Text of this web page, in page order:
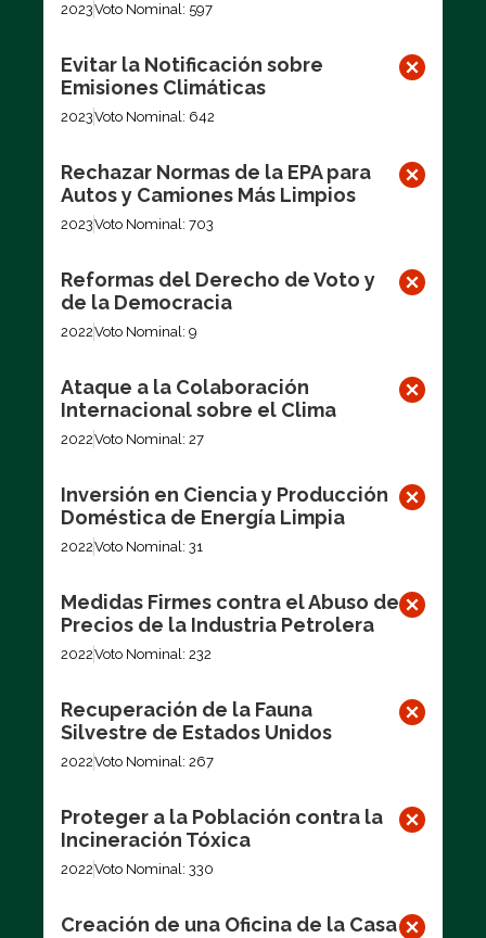
2023Voto Nominal: 597
Evitar la Notificación sobre
Emisiones Climáticas
2023Voto Nominal: 642
Rechazar Normas de la EPA para
Autos y Camiones Más Limpios
2023Voto Nominal: 703
Reformas del Derecho de Voto y
de la Democracia
2022Voto Nominal: 9
Ataque a la Colaboración
Internacional sobre el Clima
2022Voto Nominal: 27
Inversión en Ciencia y Producción
Doméstica de Energía Limpia
2022Voto Nominal: 31
Medidas Firmes contra el Abuso de
Precios de la Industria Petrolera
2022Voto Nominal: 232
Recuperación de la Fauna
Silvestre de Estados Unidos
2022Voto Nominal: 267
Proteger a la Población contra la
Incineración Tóxica
2022Voto Nominal: 330
Creación de una Oficina de la Casa